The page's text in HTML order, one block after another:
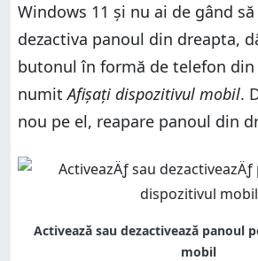
Windows 11 și nu ai de gând
dezactiva panoul din dreapta,
butonul în formă de telefon din
numitAfișați dispozitivul mobil.
nou pe el, reapare panoul din